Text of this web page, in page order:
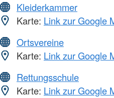
Kleiderkammer
Karte: Link zur Google
Ortsvereine
Karte: Link zur Google
Rettungsschule
Karte: Link zur Google